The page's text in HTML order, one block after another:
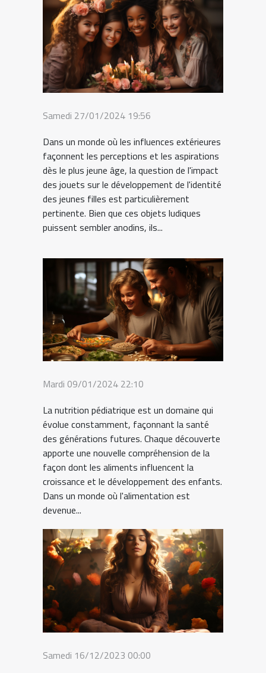
Samedi 27/01/2024 19:56
Dans un monde où les influences extérieures
façonnent les perceptions et les aspirations
dès le plus jeune âge, la question de l'impact
des jouets sur le développement de l'identité
des jeunes filles est particulièrement
pertinente. Bien que ces objets ludiques
puissent sembler anodins, ils...
Mardi 09/01/2024 22:10
La nutrition pédiatrique est un domaine qui
évolue constamment, façonnant la santé
des générations futures. Chaque découverte
apporte une nouvelle compréhension de la
façon dont les aliments influencent la
croissance et le développement des enfants.
Dans un monde où l'alimentation est
devenue...
Samedi 16/12/2023 00:00